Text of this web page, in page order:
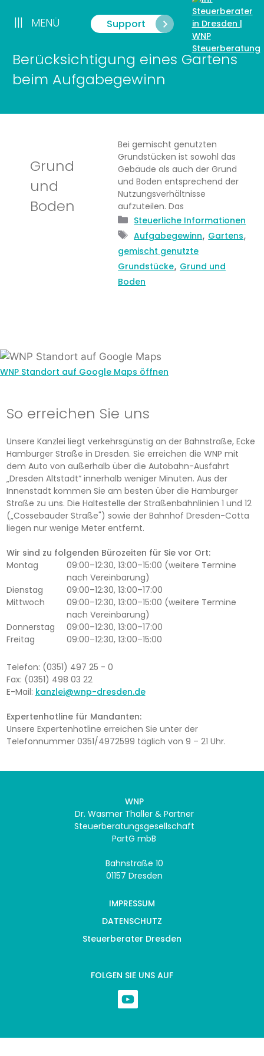
Inhalt
springen
Support
||| MENÜ
Berücksichtigung eines Gartens
beim Aufgabegewinn
Grund
und
Boden
Bei gemischt genutzten
Grundstücken ist sowohl das
Gebäude als auch der Grund
und Boden entsprechend der
Nutzungsverhältnisse
aufzuteilen. Das
Kategorien
Steuerliche Informationen
Schlagwörter
Aufgabegewinn, Gartens,
gemischt genutzte
Grundstücke, Grund und
Boden
WNP Standort auf Google Maps öffnen
So erreichen Sie uns
Unsere Kanzlei liegt verkehrsgünstig an der Bahnstraße, Ecke
Hamburger Straße in Dresden. Sie erreichen die WNP mit
dem Auto von außerhalb über die Autobahn-Ausfahrt
„Dresden Altstadt“ innerhalb weniger Minuten. Aus der
Innenstadt kommen Sie am besten über die Hamburger
Straße zu uns. Die Haltestelle der Straßenbahnlinien 1 und 12
(„Cossebauder Straße") sowie der Bahnhof Dresden-Cotta
liegen nur wenige Meter entfernt.
Wir sind zu folgenden Bürozeiten für Sie vor Ort:
Montag
09:00–12:30, 13:00–15:00 (weitere Termine
nach Vereinbarung)
Dienstag
09:00–12:30, 13:00–17:00
Mittwoch
09:00–12:30, 13:00–15:00 (weitere Termine
nach Vereinbarung)
Donnerstag
09:00–12:30, 13:00–17:00
Freitag
09:00–12:30, 13:00–15:00
Telefon: (0351) 497 25 - 0
Fax: (0351) 498 03 22
E-Mail: kanzlei@wnp-dresden.de
Expertenhotline für Mandanten:
Unsere Expertenhotline erreichen Sie unter der
Telefonnummer 0351/4972599 täglich von 9 – 21 Uhr.
WNP
Dr. Wasmer Thaller & Partner
Steuerberatungsgesellschaft
PartG mbB
Bahnstraße 10
01157 Dresden
IMPRESSUM
DATENSCHUTZ
Steuerberater Dresden
FOLGEN SIE UNS AUF